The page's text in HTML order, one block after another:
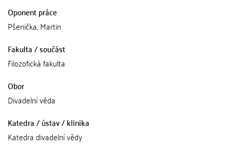
Oponent práce
Pšenička, Martin
Fakulta / součást
Filozofická fakulta
Obor
Divadelní věda
Katedra / ústav / klinika
Katedra divadelní vědy